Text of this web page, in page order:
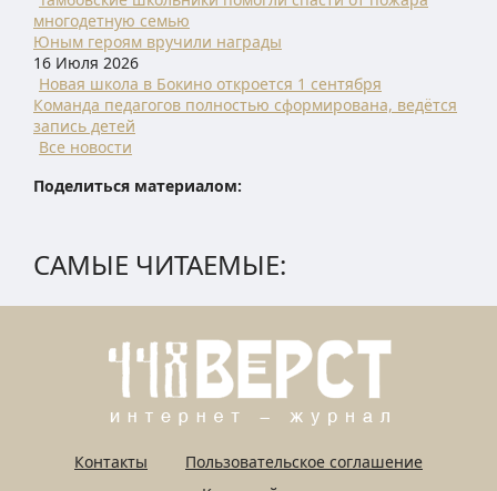
многодетную семью
Юным героям вручили награды
16 Июля 2026
Новая школа в Бокино откроется 1 сентября
Команда педагогов полностью сформирована, ведётся
запись детей
Все новости
Поделиться материалом:
САМЫЕ ЧИТАЕМЫЕ:
Контакты
Пользовательское соглашение